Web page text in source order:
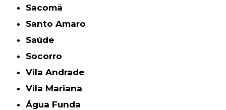
Sacomã
Santo Amaro
Saúde
Socorro
Vila Andrade
Vila Mariana
Água Funda